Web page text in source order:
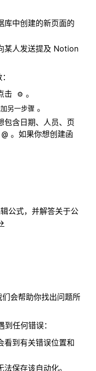
库中创建的新页面的
某人发送提及 Notion
击
⚙️ 。
另一步骤 。
包含日期、人员、页
@ 。如果你想创建函
公式，并解答关于公
会帮助你找出问题所
到任何错误：
看到有关错误位置和
保存该自动化。